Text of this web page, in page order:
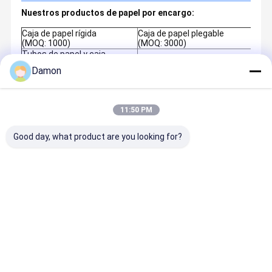
Nuestros productos de papel por encargo:
Caja de papel rígida
(MOQ: 1000)
Caja de papel plegable
(MOQ: 3000)
Tubos de papel y caja
redonda
(MOQ: 1000)
Impresión del catálogo/de la
Accesorios de empaquetado:
Damon
11:50 PM
Good day, what product are you looking for?